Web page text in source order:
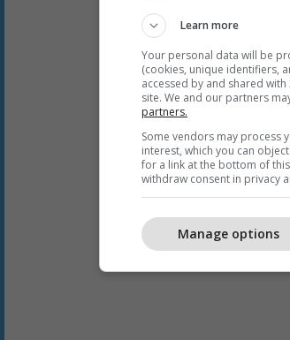
Learn more
Your personal data will be
(cookies, unique identifiers,
accessed by and shared
site. We and our partners
partners.
Some vendors may process
interest, which you can
for a link at the bottom of
withdraw consent in privacy
Manage options